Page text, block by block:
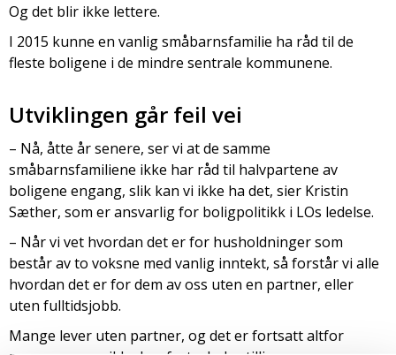
Og det blir ikke lettere.
I 2015 kunne en vanlig småbarnsfamilie ha råd til de
fleste boligene i de mindre sentrale kommunene.
Utviklingen går feil vei
– Nå, åtte år senere, ser vi at de samme
småbarnsfamiliene ikke har råd til halvpartene av
boligene engang, slik kan vi ikke ha det, sier Kristin
Sæther, som er ansvarlig for boligpolitikk i LOs ledelse.
– Når vi vet hvordan det er for husholdninger som
består av to voksne med vanlig inntekt, så forstår vi alle
hvordan det er for dem av oss uten en partner, eller
uten fulltidsjobb.
Mange lever uten partner, og det er fortsatt altfor